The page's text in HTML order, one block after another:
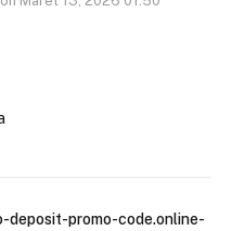
deposit-promo-code.online-